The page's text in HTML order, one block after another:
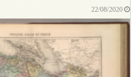
22/08/2020